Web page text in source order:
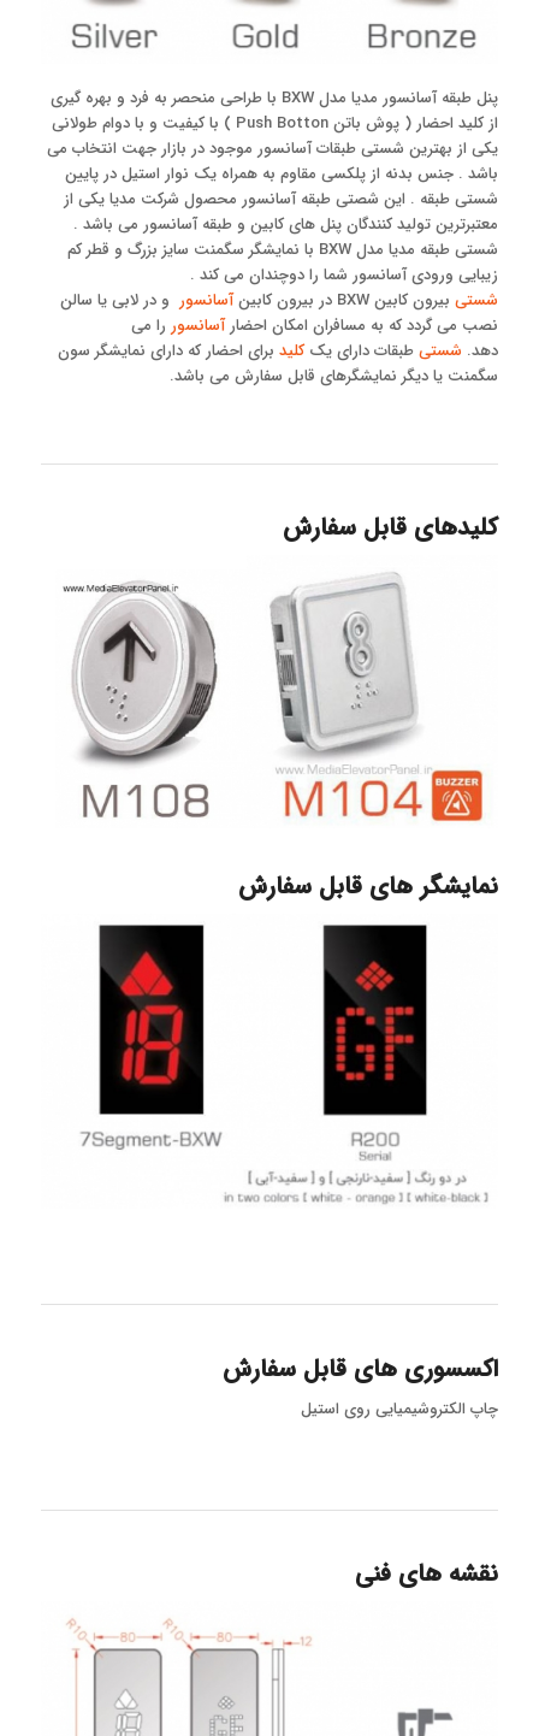
پنل طبقه آسانسور مدیا مدل BXW با طراحی منحصر به فرد و بهره گیری
از کلید احضار ( پوش باتن Push Botton ) با کیفیت و با دوام طولانی
یکی از بهترین شستی طبقات آسانسور موجود در بازار جهت انتخاب می
باشد . جنس بدنه از پلکسی مقاوم به همراه یک نوار استیل در پایین
شستی طبقه . این شصتی طبقه آسانسور محصول شرکت مدیا یکی از
معتبرترین تولید کنندگان پنل های کابین و طبقه آسانسور می باشد .
شستی طبقه مدیا مدل BXW با نمایشگر سگمنت سایز بزرگ و قطر کم
زیبایی ورودی آسانسور شما را دوچندان می کند .
شستیبیرون کابین BXW در بیرون کابین آسانسور و در لابی یا سالن
نصب می گردد که به مسافران امکان احضارآسانسور را می
‌دهد. شستیطبقات دارای یککلیدبرای احضار که دارای نمایشگر سون
سگمنت یا دیگر نمایشگرهای قابل سفارش می باشد.
کلیدهای قابل سفارش
نمایشگر های قابل سفارش
اکسسوری های قابل سفارش
چاپ الکتروشیمیایی روی استیل
نقشه های فنی